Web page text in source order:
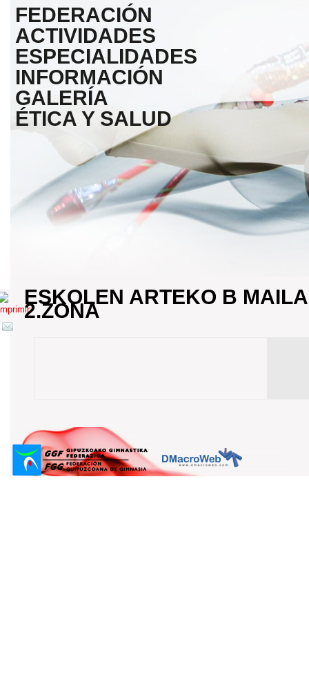
FEDERACIÓN
ACTIVIDADES
ESPECIALIDADES
INFORMACIÓN
GALERÍA
ÉTICA Y SALUD
ESKOLEN ARTEKO B
2.ZONA